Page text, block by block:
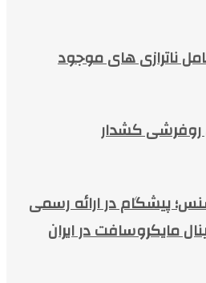
ناترازی های موجود
کشدار
پیشگام در ارائه رسمی
مایکروسافت در ایران